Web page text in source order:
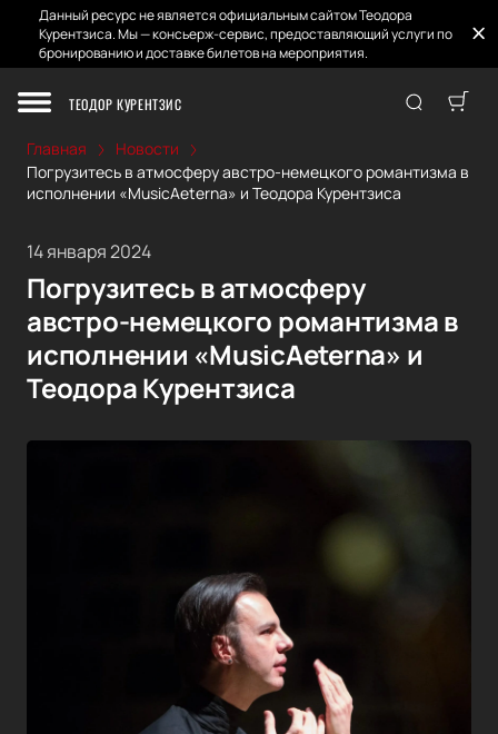
Данный ресурс не является официальным сайтом Теодора
Курентзиса. Мы — консьерж-сервис, предоставляющий услуги по
бронированию и доставке билетов на мероприятия.
ТЕОДОР КУРЕНТЗИС
Главная
Новости
Погрузитесь в атмосферу австро-немецкого романтизма в
исполнении «MusicAeterna» и Теодора Курентзиса
14 января 2024
Погрузитесь в атмосферу
австро-немецкого романтизма в
исполнении «MusicAeterna» и
Теодора Курентзиса